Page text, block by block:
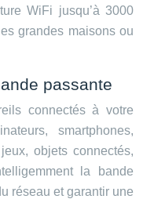
WiFi jusqu’à 3000
grandes maisons ou
passante
connectés à votre
smartphones,
objets connectés,
la bande
réseau et garantir une